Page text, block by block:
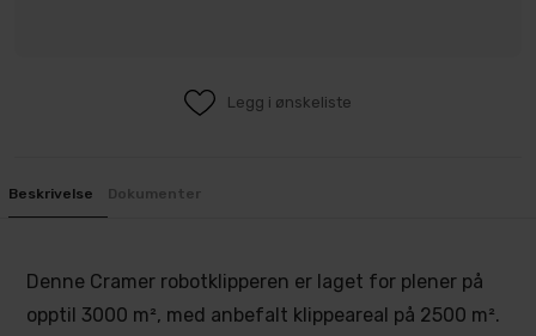
Legg i ønskeliste
Beskrivelse Dokumenter
Denne Cramer robotklipperen er laget for plener på
opptil 3000 m², med anbefalt klippeareal på 2500 m².